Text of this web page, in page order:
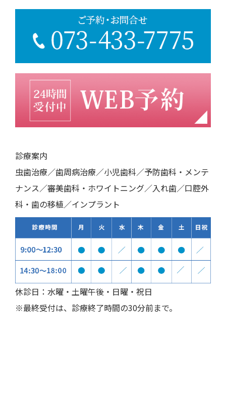
診療案内
虫歯治療／歯周病治療／小児歯科／予防歯科・メンテ
ナンス／審美歯科・ホワイトニング／入れ歯／口腔外
科・歯の移植／インプラント
休診日：水曜・土曜午後・日曜・祝日
※最終受付は、診療終了時間の30分前まで。